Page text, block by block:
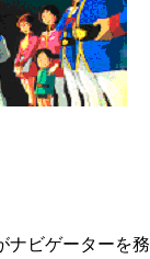
ナビゲーターを務